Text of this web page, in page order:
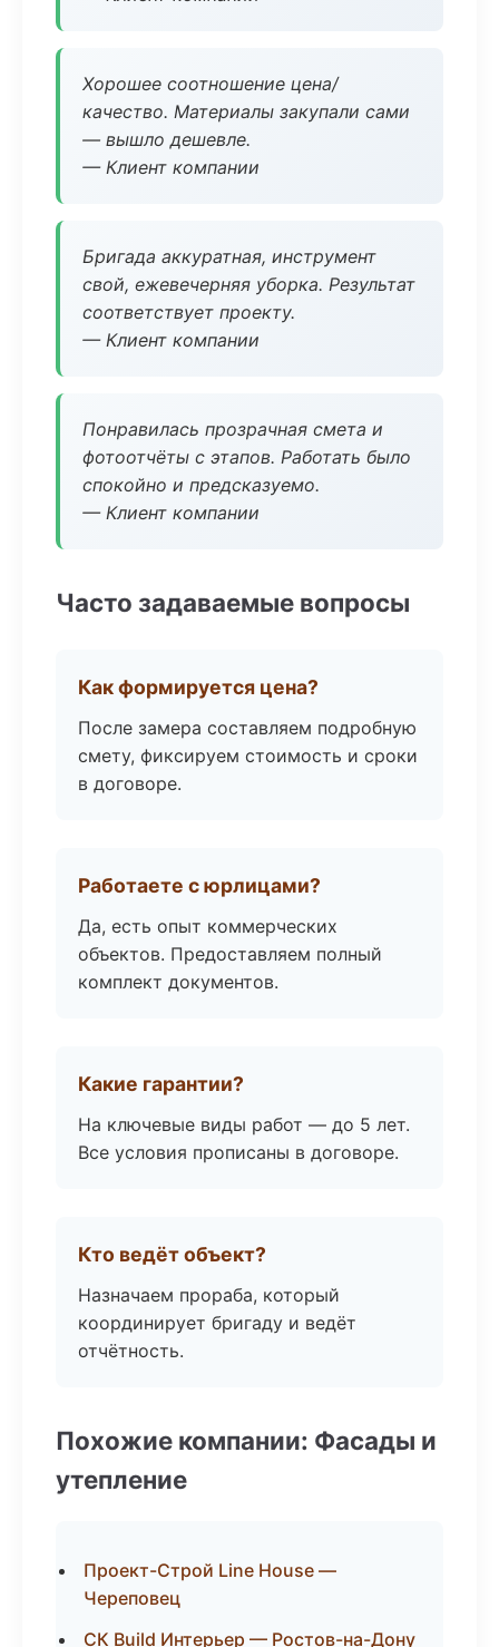
Хорошее соотношение цена/
качество. Материалы закупали сами
— вышло дешевле.
— Клиент компании
Бригада аккуратная, инструмент
свой, ежевечерняя уборка. Результат
соответствует проекту.
— Клиент компании
Понравилась прозрачная смета и
фотоотчёты с этапов. Работать было
спокойно и предсказуемо.
— Клиент компании
Часто задаваемые вопросы
Как формируется цена?
После замера составляем подробную
смету, фиксируем стоимость и сроки
в договоре.
Работаете с юрлицами?
Да, есть опыт коммерческих
объектов. Предоставляем полный
комплект документов.
Какие гарантии?
На ключевые виды работ — до 5 лет.
Все условия прописаны в договоре.
Кто ведёт объект?
Назначаем прораба, который
координирует бригаду и ведёт
отчётность.
Похожие компании: Фасады и
утепление
Проект-Строй Line House —
Череповец
СК Build Интерьер — Ростов-на-Дону